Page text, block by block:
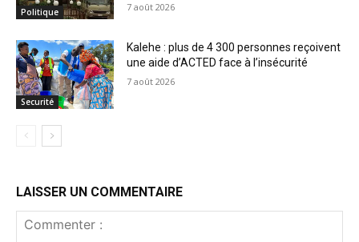
Politique 7 août 2026
Securité
Kalehe : plus de 4 300 personnes reçoivent
une aide d’ACTED face à l’insécurité
7 août 2026
LAISSER UN COMMENTAIRE